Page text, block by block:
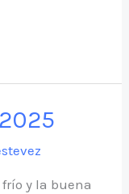
y la buena